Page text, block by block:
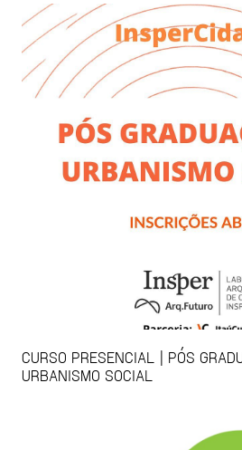
CURSO PRESENCIAL | PÓS
URBANISMO SOCIAL